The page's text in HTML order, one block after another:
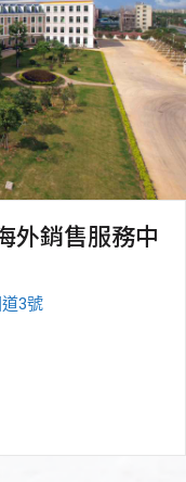
外銷售服務中
3號